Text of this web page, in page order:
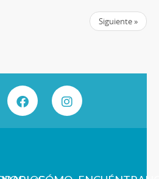
Siguiente »